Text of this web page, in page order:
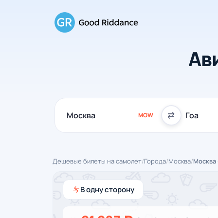
MOW ⇄
Дешевые билеты на самолет/Города/Москва/Москва
В одну сторону